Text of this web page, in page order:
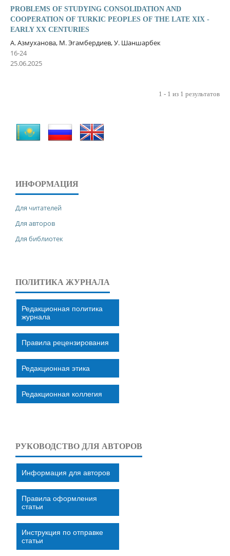
PROBLEMS OF STUDYING CONSOLIDATION AND
COOPERATION OF TURKIC PEOPLES OF THE LATE XIX -
EARLY XX CENTURIES
А. Азмуханова, М. Эгамбердиев, У. Шаншарбек
16-24
25.06.2025
1 - 1 из 1 результатов
ИНФОРМАЦИЯ
Для читателей
Для авторов
Для библиотек
ПОЛИТИКА ЖУРНАЛА
Редакционная политика
журнала
Правила рецензирования
Редакционная этика
Редакционная коллегия
РУКОВОДСТВО ДЛЯ АВТОРОВ
Информация для авторов
Правила оформления
статьи
Инструкция по отправке
статьи